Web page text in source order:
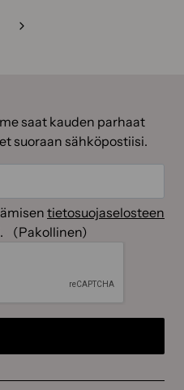
Seuraava
saat kauden parhaat
suoraan sähköpostiisi.
tietosuojaselosteen
(Pakollinen)